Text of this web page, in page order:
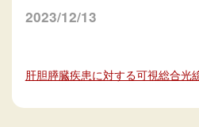
2023/12/13
肝胆膵臓疾患に対する可視総合光